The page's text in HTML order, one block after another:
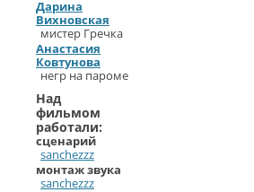
Дарина
Вихновская
мистер Гречка
Анастасия
Ковтунова
негр на пароме
Над
фильмом
работали:
сценарий
sanchezzz
монтаж звука
sanchezzz